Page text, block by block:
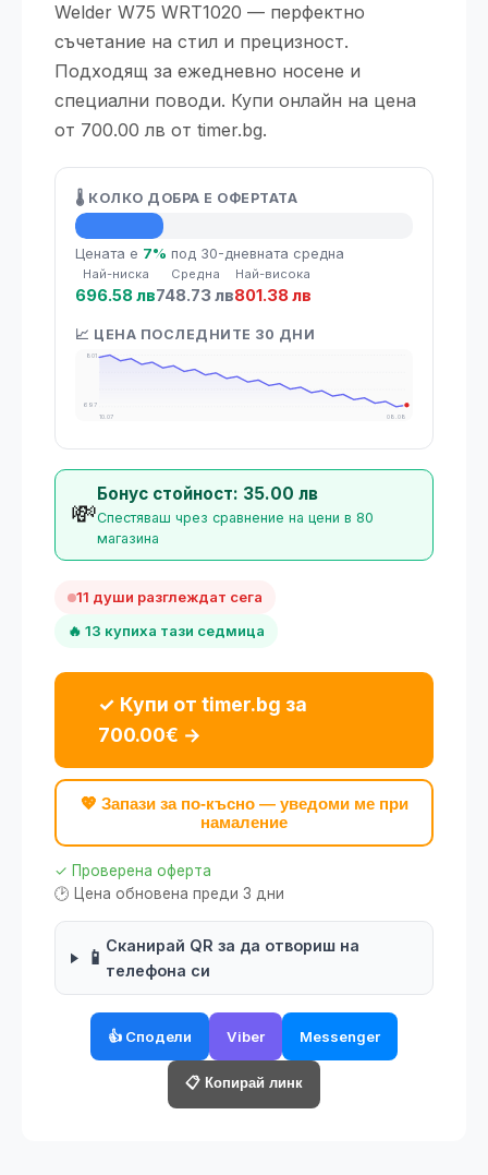
Welder W75 WRT1020 — перфектно
съчетание на стил и прецизност.
Подходящ за ежедневно носене и
специални поводи. Купи онлайн на цена
от 700.00 лв от timer.bg.
🌡️ КОЛКО ДОБРА Е ОФЕРТАТА
💡 Средна цена
Цената е 7% под 30-дневната средна
Най-ниска
696.58 лв
Средна
748.73 лв
Най-висока
801.38 лв
📈 ЦЕНА ПОСЛЕДНИТЕ 30 ДНИ
801
697
10.07
08.08
💸
Бонус стойност: 35.00 лв
Спестяваш чрез сравнение на цени в 80
магазина
11 души разглеждат сега
🔥 13 купиха тази седмица
✓ Купи от timer.bg за
700.00€ →
💖 Запази за по-късно — уведоми ме при
намаление
✓ Проверена оферта
🕑 Цена обновена преди 3 дни
📱
Сканирай QR за да отвориш на
телефона си
👍 Сподели Viber Messenger
📋 Копирай линк